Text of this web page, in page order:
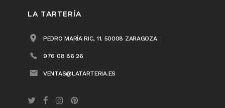
LA TARTERÍA
PEDRO MARÍA RIC, 11. 50008 ZARAGOZA
976 08 86 26
VENTAS@LATARTERIA.ES